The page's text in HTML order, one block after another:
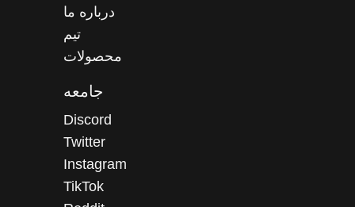
درباره ما
تیم
محصولات
جامعه
Discord
Twitter
Instagram
TikTok